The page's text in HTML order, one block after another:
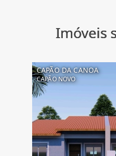
Imóveis
CAPÃO DA CANOA
CAPÃO NOVO